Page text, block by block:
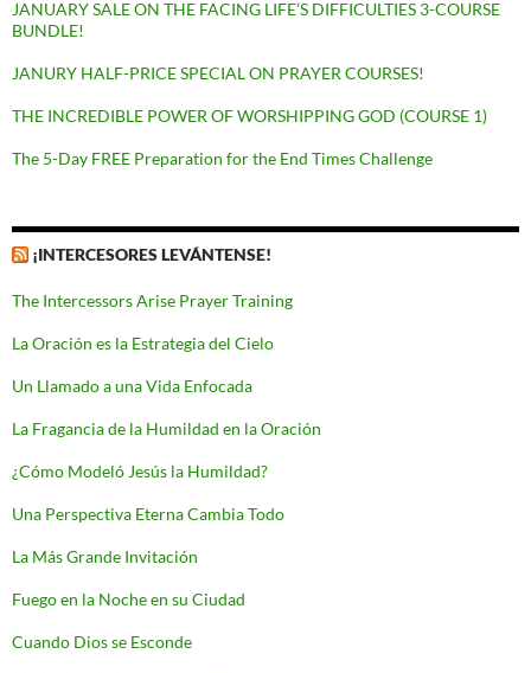
JANUARY SALE ON THE FACING LIFE’S DIFFICULTIES 3-COURSE
BUNDLE!
JANURY HALF-PRICE SPECIAL ON PRAYER COURSES!
THE INCREDIBLE POWER OF WORSHIPPING GOD (COURSE 1)
The 5-Day FREE Preparation for the End Times Challenge
¡INTERCESORES LEVÁNTENSE!
The Intercessors Arise Prayer Training
La Oración es la Estrategia del Cielo
Un Llamado a una Vida Enfocada
La Fragancia de la Humildad en la Oración
¿Cómo Modeló Jesús la Humildad?
Una Perspectiva Eterna Cambia Todo
La Más Grande Invitación
Fuego en la Noche en su Ciudad
Cuando Dios se Esconde